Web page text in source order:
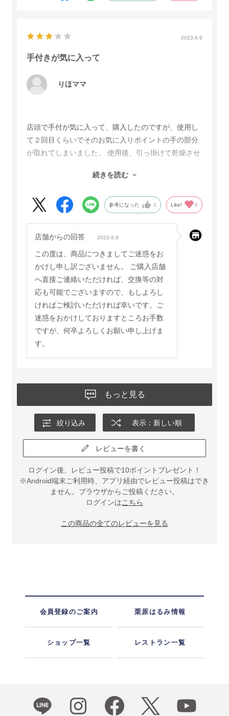
2023.6.9
手付きが気に入って
りほママ
店頭で手付が気に入って、購入したのですが、使用し
て２回目くらいでそのお気に入りポイントの手の部分
が取れてしまいました。 使用後、引っ掛けて乾燥させ
ざるの部分はしっかりしているのでそのまま使わせて
ょうか？その点だけ残念です。
続きを読む
参考になった 1 Like! 0
店舗からの回答 2023.6.9
この度は、商品につきましてご迷惑をお
かけし申し訳ございません。 ご購入店舗
へ直接ご連絡いただければ、交換等の対
応も可能でございますので、もしよろし
ければご検討いただければ幸いです。ご
迷惑をおかけしておりますところお手数
ですが、何卒よろしくお願い申し上げま
す。
もっと見る
絞り込み 表示：新しい順
レビューを書く
ログイン後、レビュー投稿で10ポイントプレゼント！
※Android端末ご利用時、アプリ経由でレビュー投稿はでき
ません。ブラウザからご投稿ください。
ログインはこちら
この商品の全てのレビューを見る
会員登録のご案内 栗原はるみ情報
ショップ一覧 レストラン一覧